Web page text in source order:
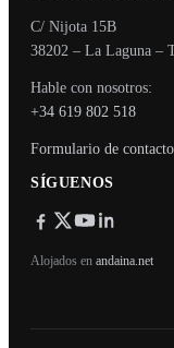
C/ Nijota 15B
38202 – La Laguna –
Hable con nosotros:
+34 619 802 518
Formulario de contacto
SÍGUENOS
Alojados en andaina.net